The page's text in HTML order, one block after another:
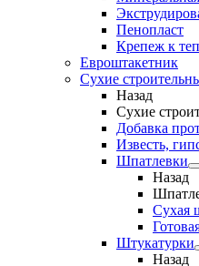
Пенопласт
Крепеж к
Евроштакетник
Сухие
Назад
Сухие
Добавка
Известь,
Шпатлевки
Назад
Сухая
Штукатурки
Назад